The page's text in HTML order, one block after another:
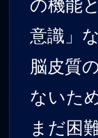
の機能
意識」
脳皮質
ないた
まだ困